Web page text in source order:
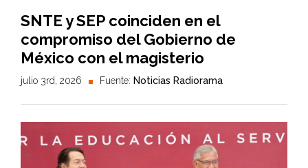
SNTE y SEP coinciden en el
compromiso del Gobierno de
México con el magisterio
julio 3rd, 2026 Fuente: Noticias Radiorama